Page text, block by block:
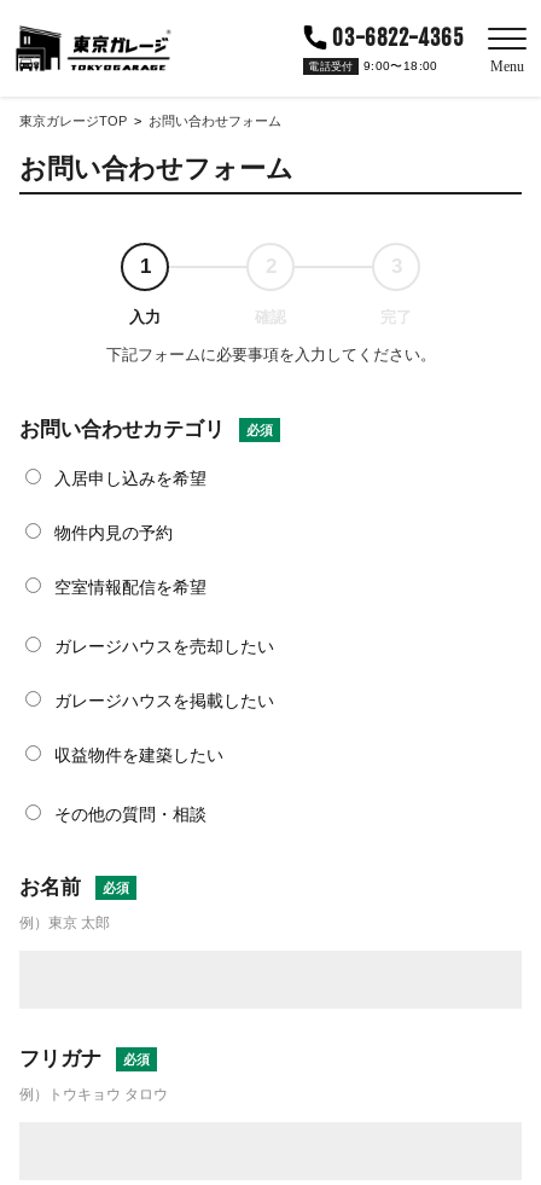
03-6822-4365
電話受付 9:00〜18:00 Menu
東京ガレージTOP お問い合わせフォーム
お問い合わせフォーム
1 2 3
下記フォームに必要事項を入力してください。
お問い合わせカテゴリ
入居申し込みを希望
物件内見の予約
空室情報配信を希望
ガレージハウスを売却したい
ガレージハウスを掲載したい
収益物件を建築したい
その他の質問・相談
お名前
例）東京 太郎
フリガナ
例）トウキョウ タロウ